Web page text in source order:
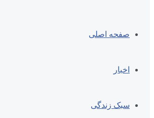
صفحه اصلی
اخبار
سبک زندگی